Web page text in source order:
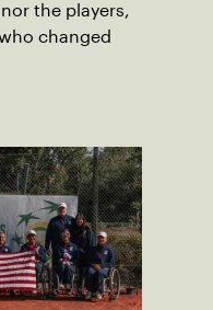
the players,
changed